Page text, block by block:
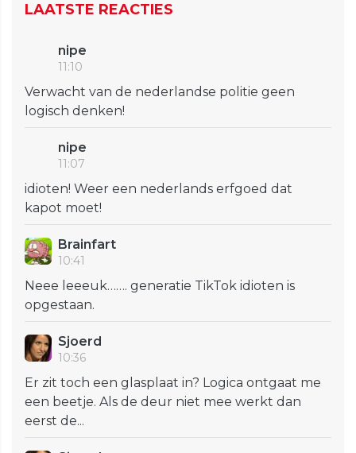
LAATSTE REACTIES
nipe
11:10
Verwacht van de nederlandse politie geen
logisch denken!
nipe
11:07
idioten! Weer een nederlands erfgoed dat
kapot moet!
Brainfart
10:41
Neee leeeuk……. generatie TikTok idioten is
opgestaan.
Sjoerd
10:36
Er zit toch een glasplaat in? Logica ontgaat me
een beetje. Als de deur niet mee werkt dan
eerst de...